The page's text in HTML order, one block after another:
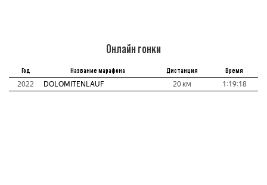
Онлайн гонки
Год Название марафона Дистанция Время
2022 DOLOMITENLAUF 20 км 1:19:18